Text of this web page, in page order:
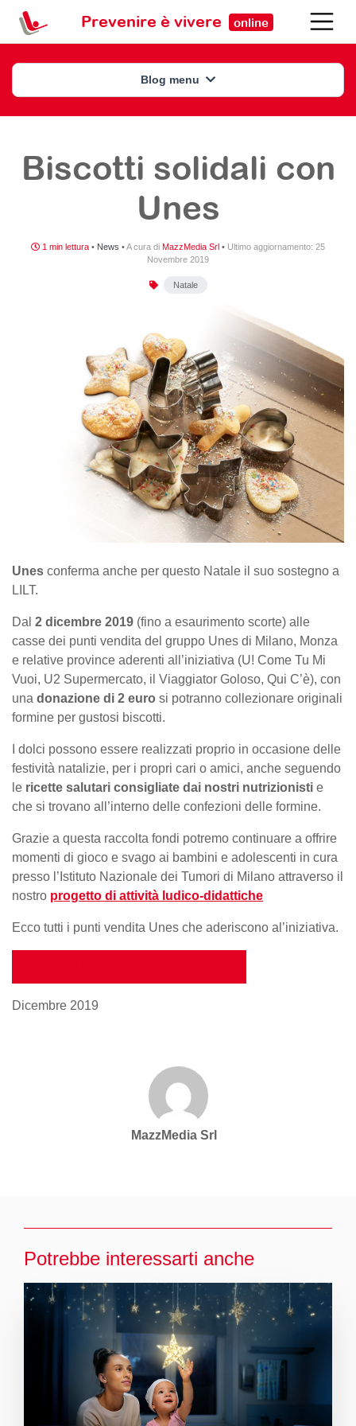
Prevenire è vivere online
Blog menu
Biscotti solidali con
Unes
1 min lettura • News •A cura di MazzMedia Srl • Ultimo aggiornamento: 25
Novembre 2019
Natale
Unes conferma anche per questo Natale il suo sostegno a
LILT.
Dal 2 dicembre 2019 (fino a esaurimento scorte) alle
casse dei punti vendita del gruppo Unes di Milano, Monza
e relative province aderenti all’iniziativa (U! Come Tu Mi
Vuoi, U2 Supermercato, il Viaggiator Goloso, Qui C’è), con
una donazione di 2 euro si potranno collezionare originali
formine per gustosi biscotti.
I dolci possono essere realizzati proprio in occasione delle
festività natalizie, per i propri cari o amici, anche seguendo
le ricette salutari consigliate dai nostri nutrizionisti e
che si trovano all’interno delle confezioni delle formine.
Grazie a questa raccolta fondi potremo continuare a offrire
momenti di gioco e svago ai bambini e adolescenti in cura
presso l’Istituto Nazionale dei Tumori di Milano attraverso il
nostro progetto di attività ludico-didattiche
Ecco tutti i punti vendita Unes che aderiscono al’iniziativa.
Dicembre 2019
MazzMedia Srl
Potrebbe interessarti anche